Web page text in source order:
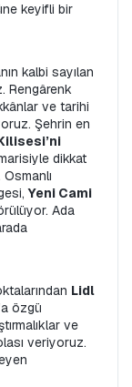
keyifli bir
Rengârenk
ve tarihi
Şehrin en
dikkat
Yeni Cami
Ada
Lidl
özgü
ve
veriyoruz.